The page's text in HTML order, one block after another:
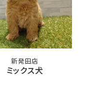
新発田店
ミックス犬